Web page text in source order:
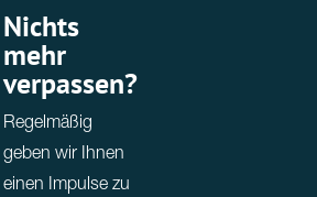
Nichts
mehr
verpassen?
Regelmäßig
geben wir Ihnen
einen Impulse zu